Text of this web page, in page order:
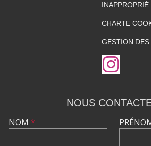
INAPPROPRIÉ
CHARTE
GESTION
NOUS
NOM *